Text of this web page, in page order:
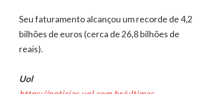
Seu faturamento alcançou um recorde de 4,2
bilhões de euros (cerca de 26,8 bilhões de
reais).
Uol